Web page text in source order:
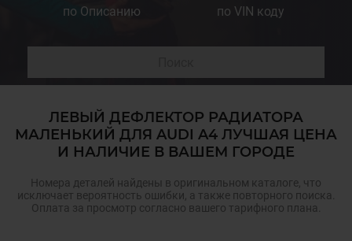
по Описанию по VIN коду
ЛЕВЫЙ ДЕФЛЕКТОР РАДИАТОРА
МАЛЕНЬКИЙ ДЛЯ AUDI A4 ЛУЧШАЯ ЦЕНА
И НАЛИЧИЕ В ВАШЕМ ГОРОДЕ
Номера деталей найдены в оригинальном каталоге, что
исключает вероятность ошибки, а также повторного поиска.
Оплата за просмотр согласно вашего тарифного плана.